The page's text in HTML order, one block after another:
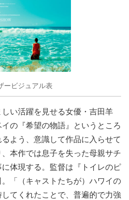
ービジュアル表
い活躍を見せる女優・吉田羊
の『希望の物語』というところ
よう、意識して作品に入らせて
本作では息子を失った母親サチ
体現する。監督は『トイレのピ
「（キャストたちが）ハワイの
てくれたことで、普遍的で力強